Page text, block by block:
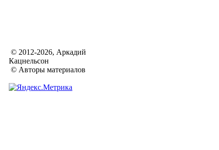
© 2012-2026, Аркадий
Кацнельсон
© Авторы материалов